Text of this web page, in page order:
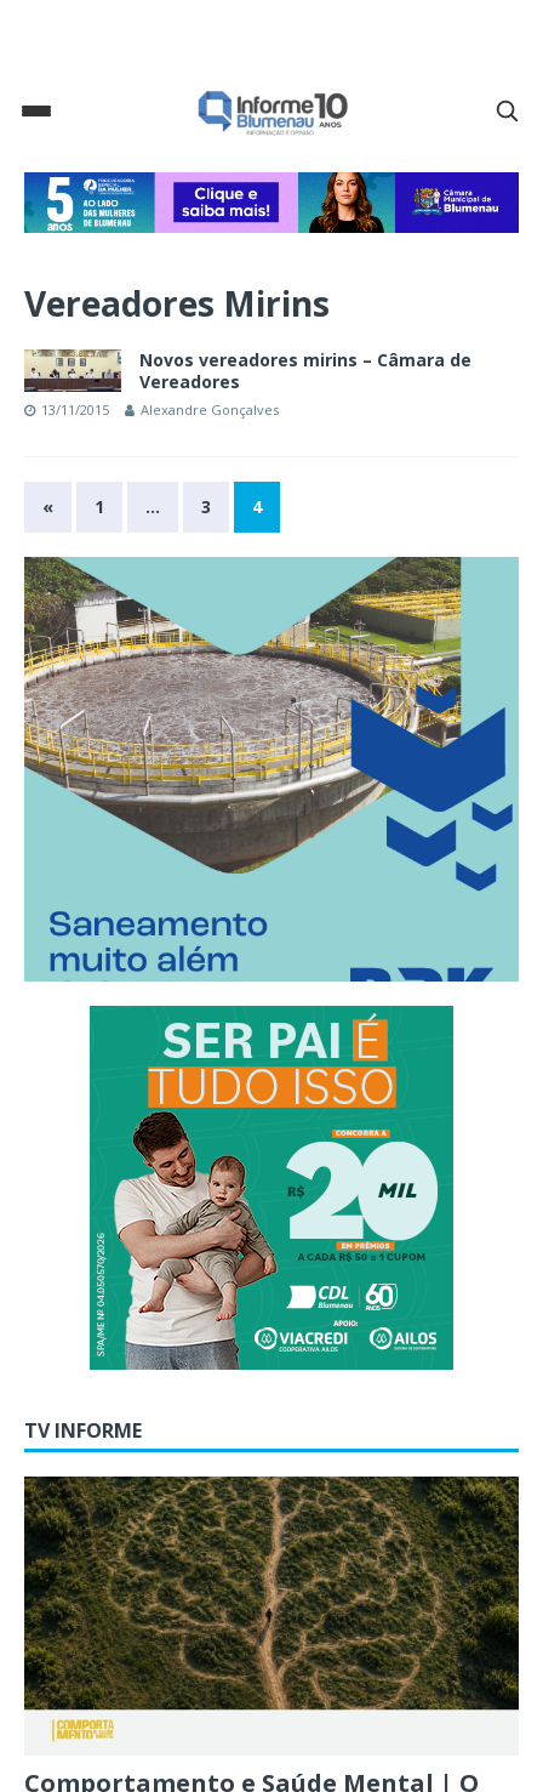
Vereadores Mirins
Novos vereadores mirins – Câmara de
Vereadores
13/11/2015 Alexandre Gonçalves
« 1 … 3 4
TV INFORME
Comportamento e Saúde Mental | O